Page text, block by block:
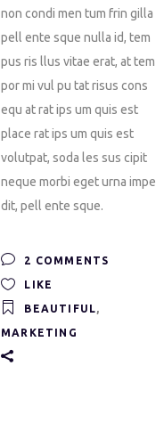
non condi men tum frin gilla
pell ente sque nulla id, tem
pus ris llus vitae erat, at tem
por mi vul pu tat risus cons
equ at rat ips um quis est
place rat ips um quis est
volutpat, soda les sus cipit
neque morbi eget urna impe
dit, pell ente sque.
2 COMMENTS
LIKE
BEAUTIFUL,
MARKETING